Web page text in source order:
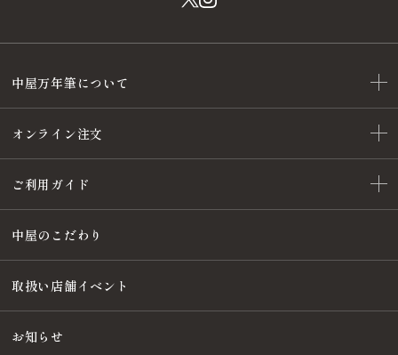
中屋万年筆について
オンライン注文
ご利用ガイド
中屋のこだわり
取扱い店舗イベント
お知らせ